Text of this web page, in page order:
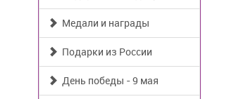
Медали и награды
Подарки из России
День победы - 9 мая